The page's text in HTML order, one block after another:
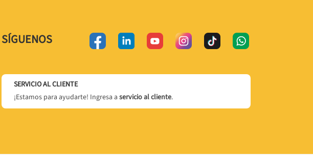
SÍGUENOS
SERVICIO AL CLIENTE
¡Estamos para ayudarte! Ingresa a servicio al cliente.